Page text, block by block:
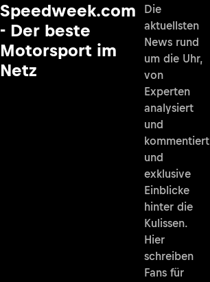
Speedweek.com
- Der beste
Motorsport im
Netz
Die
aktuellsten
News rund
um die Uhr,
von
Experten
analysiert
und
kommentiert
und
exklusive
Einblicke
hinter die
Kulissen.
Hier
schreiben
Fans für